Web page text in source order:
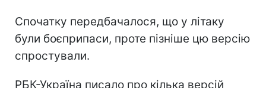
Спочатку передбачалося, що у літаку
були боєприпаси, проте пізніше цю версію
спростували.
РБК-Україна писало про кілька версій